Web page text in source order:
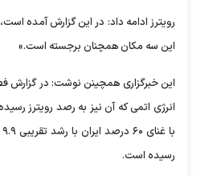
رویترز ادامه داد: در این گزارش آمده
این سه مکان همچنان برجسته است.»
این خبرگزاری همچینن نوشت: در گزارش
انرژی اتمی که آن نیز به رصد رویترز
رسیده است.